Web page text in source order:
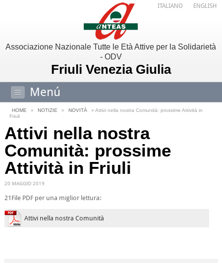
Associazione Nazionale Tutte le Età Attive per la Solidarietà
- ODV
Friuli Venezia Giulia
Menú
ITALIANO ENGLISH
HOME » NOTIZIE » NOVITÀ
» Attivi nella nostra Comunità: prossime Attività in
Friuli
Attivi nella nostra
Comunità: prossime
Attività in Friuli
20 MAGGIO 2019
21File PDF per una miglior lettura:
Attivi nella nostra Comunità